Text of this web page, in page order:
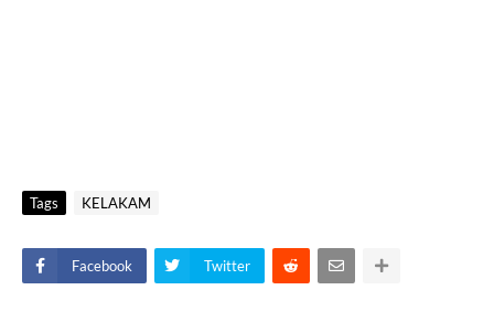
Tags KELAKAM
Facebook Twitter